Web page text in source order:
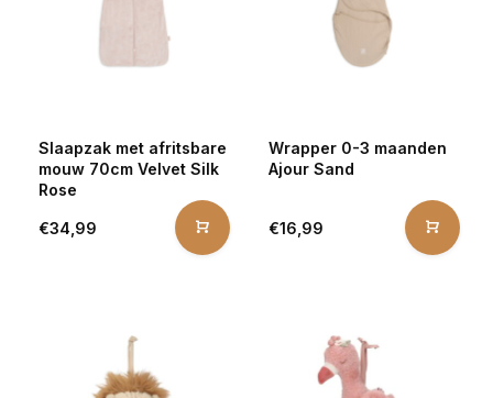
Slaapzak met afritsbare
mouw 70cm Velvet Silk
Rose
€34,99
Wrapper 0-3 maanden
Ajour Sand
€16,99